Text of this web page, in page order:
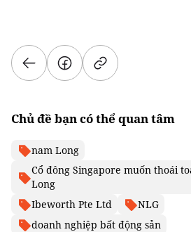
Chủ đề bạn có thể quan tâm
nam Long
Cổ đông Singapore muốn thoái
Long
Ibeworth Pte Ltd
NLG
doanh nghiệp bất động sản